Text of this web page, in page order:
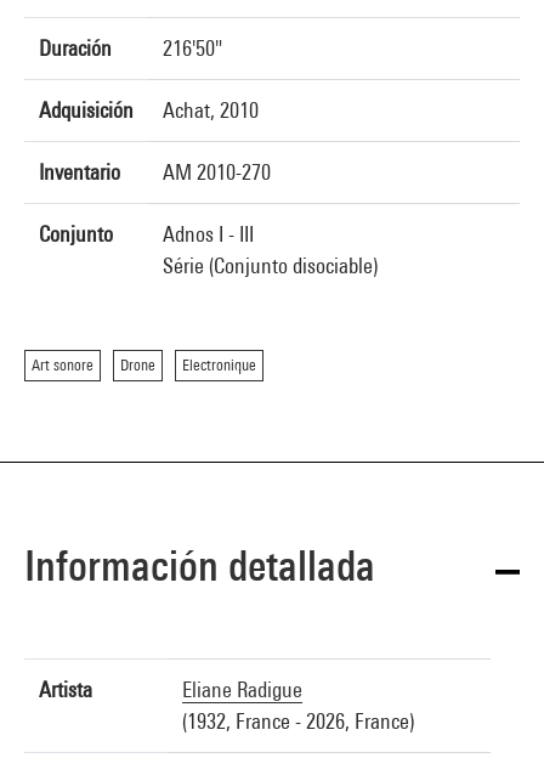
Duración 216'50"
Adquisición Achat, 2010
Inventario AM 2010-270
Conjunto
Adnos I - III
Série (Conjunto disociable)
Art sonore Drone Electronique
Información detallada
Artista
Eliane Radigue
(1932, France - 2026, France)